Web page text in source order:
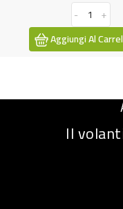
Aggiungi Al Carrello
Il